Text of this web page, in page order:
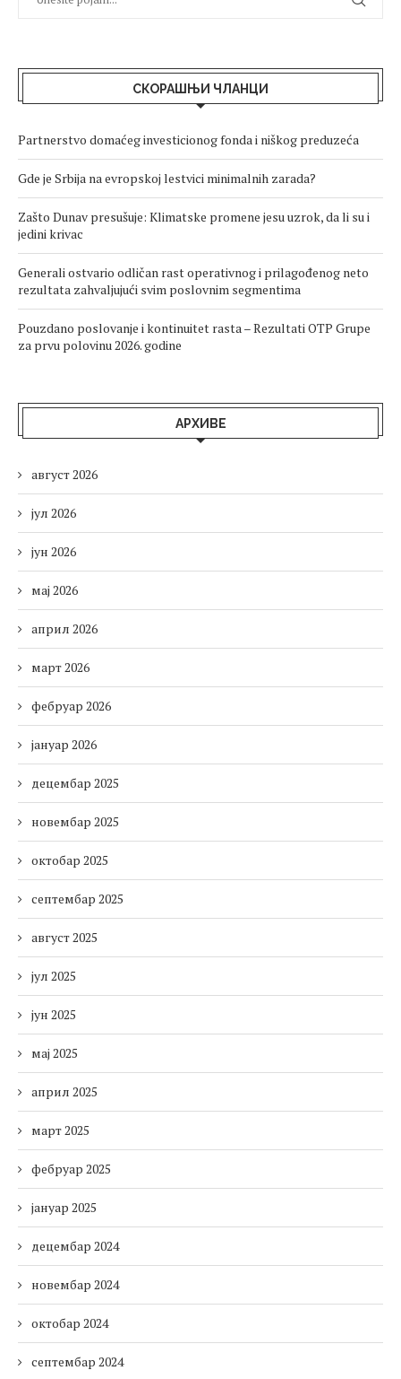
СКОРАШЊИ ЧЛАНЦИ
Partnerstvo domaćeg investicionog fonda i niškog preduzeća
Gde je Srbija na evropskoj lestvici minimalnih zarada?
Zašto Dunav presušuje: Klimatske promene jesu uzrok, da li su i
jedini krivac
Generali ostvario odličan rast operativnog i prilagođenog neto
rezultata zahvaljujući svim poslovnim segmentima
Pouzdano poslovanje i kontinuitet rasta – Rezultati OTP Grupe
za prvu polovinu 2026. godine
АРХИВЕ
август 2026
јул 2026
јун 2026
мај 2026
април 2026
март 2026
фебруар 2026
јануар 2026
децембар 2025
новембар 2025
октобар 2025
септембар 2025
август 2025
јул 2025
јун 2025
мај 2025
април 2025
март 2025
фебруар 2025
јануар 2025
децембар 2024
новембар 2024
октобар 2024
септембар 2024